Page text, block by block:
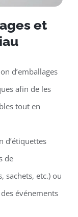
et
d’emballages
afin de les
tout en
d’étiquettes
de
sachets, etc.) ou
événements